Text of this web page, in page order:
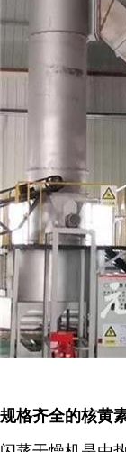
规格齐全的核黄